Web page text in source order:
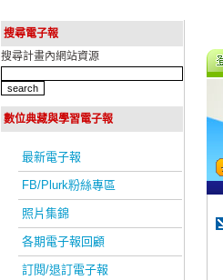
搜尋電子報
搜尋計畫內網站資源
數位典藏與學習電子報
最新電子報
FB/Plurk粉絲專區
照片集錦
各期電子報回顧
訂閱/退訂電子報